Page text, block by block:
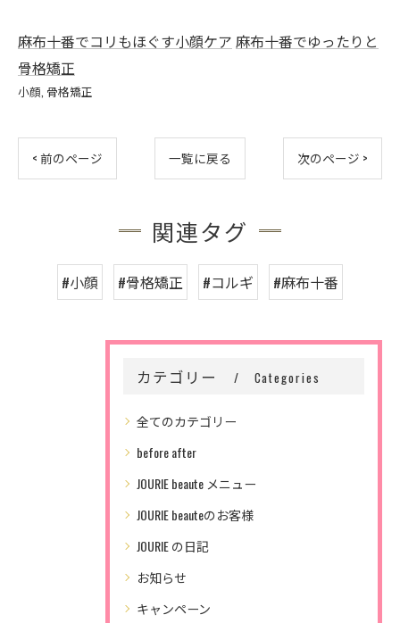
麻布十番でコリもほぐす小顔ケア 麻布十番でゆったりと
骨格矯正
小顔 骨格矯正
< 前のページ 一覧に戻る 次のページ >
関連タグ
#小顔 #骨格矯正 #コルギ #麻布十番
カテゴリー Categories
全てのカテゴリー
before after
JOURIE beaute メニュー
JOURIE beauteのお客様
JOURIE の日記
お知らせ
キャンペーン